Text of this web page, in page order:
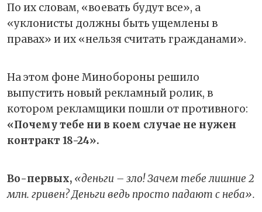
По их словам, «воевать будут все», а
«уклонисты должны быть ущемлены в
правах» и их «нельзя считать гражданами».
На этом фоне Минобороны решило
выпустить новый рекламный ролик, в
котором рекламщики пошли от противного:
«Почему тебе ни в коем случае не нужен
контракт 18-24».
Во-первых, «деньги – зло! Зачем тебе лишние 2
млн. гривен? Деньги ведь просто падают с неба».